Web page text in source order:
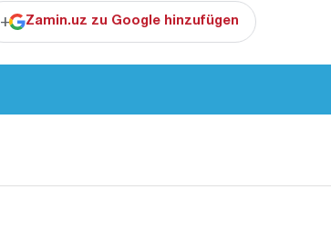
+ Zamin.uz zu Google hinzufügen